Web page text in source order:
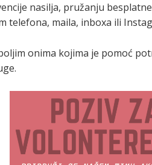
nasilja, pružanju
telefona, maila, inboxa ili
onima kojima je pomoć